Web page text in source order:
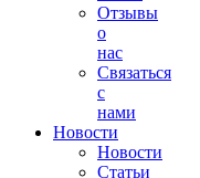
Отзывы
о
нас
Связаться
с
нами
Новости
Новости
Статьи